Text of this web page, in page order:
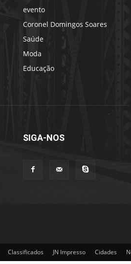
evento
Coronel Domingos Soares
Saúde
Moda
Educação
SIGA-NOS
Classificados JN Impresso Cidades